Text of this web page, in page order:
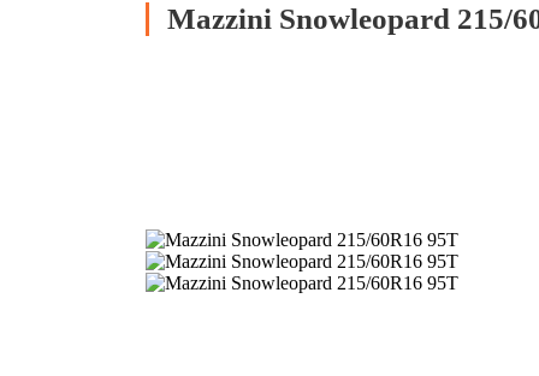
Mazzini Snowleopard 215/